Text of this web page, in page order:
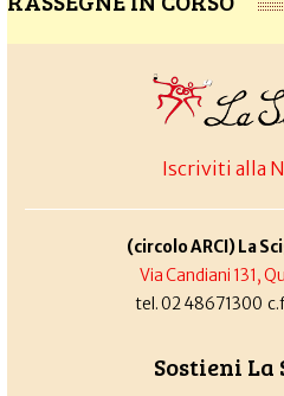
Iscriviti alla
(circolo ARCI) La
Via Candiani 131,
tel. 02 48671300
Sostieni La